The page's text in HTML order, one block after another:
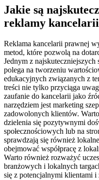
Jakie są
reklamy
Reklama kancelarii prawnej
metod, które pozwolą na
Jednym z
polega na tworzeniu
edukacyjnych związanych z
treści nie tylko przyciąga
zaufanie do kancelarii jako
narzędziem jest marketing
zadowolonych klientów.
dzielenia się pozytywnymi
społecznościowych lub na
sprawdzają się również
obejmować współpracę z
Warto również rozważyć
branżowych i lokalnych
się z potencjalnymi klientami i